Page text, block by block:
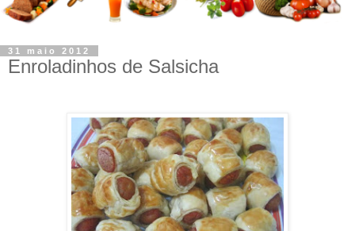
31 maio 2012
Enroladinhos de Salsicha